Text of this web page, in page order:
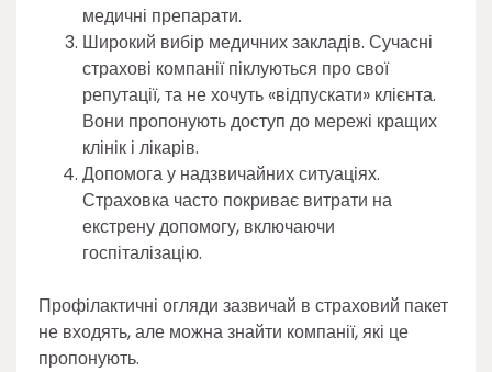
медичні препарати.
Широкий вибір медичних закладів. Сучасні
страхові компанії піклуються про свої
репутації, та не хочуть «відпускати» клієнта.
Вони пропонують доступ до мережі кращих
клінік і лікарів.
Допомога у надзвичайних ситуаціях.
Страховка часто покриває витрати на
екстрену допомогу, включаючи
госпіталізацію.
Профілактичні огляди зазвичай в страховий пакет
не входять, але можна знайти компанії, які це
пропонують.